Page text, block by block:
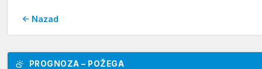
← Nazad
PROGNOZA – POŽEGA